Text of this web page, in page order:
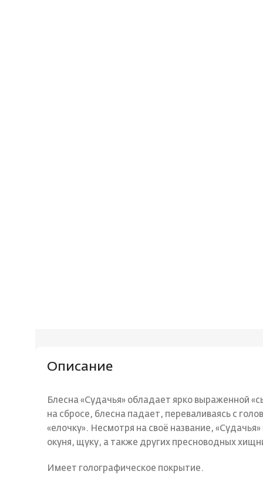
Описание
Блесна «Судачья» обладает ярко выраженной
на сбросе, блесна падает, переваливаясь с
«елочку». Несмотря на своё название,
окуня, щуку, а также других пресноводных
Имеет голографическое покрытие.